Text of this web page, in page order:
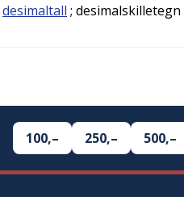
desimaltall ; desimalskilletegn
100,– 250,– 500,–